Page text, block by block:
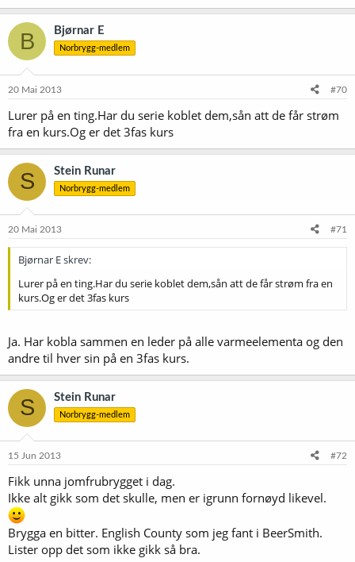
B Bjørnar E
Norbrygg-medlem
20 Mai 2013 #70
Lurer på en ting.Har du serie koblet dem,sån att de får strøm
fra en kurs.Og er det 3fas kurs
S Stein Runar
Norbrygg-medlem
20 Mai 2013 #71
Bjørnar E skrev:
Lurer på en ting.Har du serie koblet dem,sån att de får strøm fra en
kurs.Og er det 3fas kurs
Ja. Har kobla sammen en leder på alle varmeelementa og den
andre til hver sin på en 3fas kurs.
S Stein Runar
Norbrygg-medlem
15 Jun 2013 #72
Fikk unna jomfrubrygget i dag.
Ikke alt gikk som det skulle, men er igrunn fornøyd likevel.
Brygga en bitter. English County som jeg fant i BeerSmith.
Lister opp det som ikke gikk så bra.